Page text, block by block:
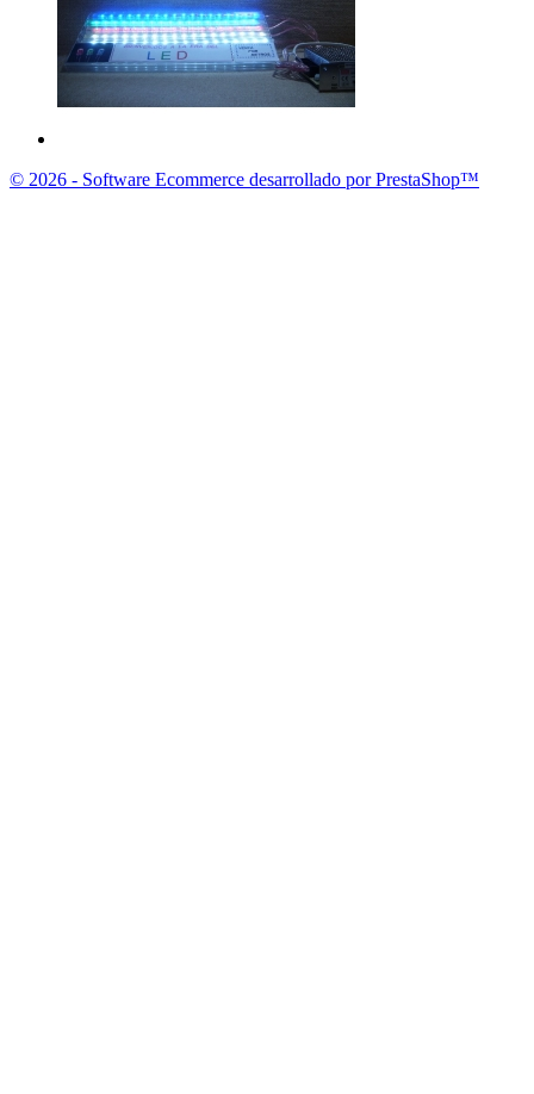
© 2026 - Software Ecommerce desarrollado por PrestaShop™